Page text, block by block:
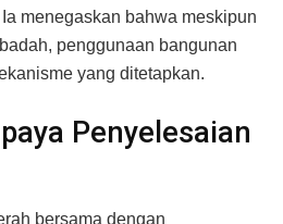
menegaskan bahwa meskipun
penggunaan bangunan
yang ditetapkan.
Penyelesaian
bersama dengan